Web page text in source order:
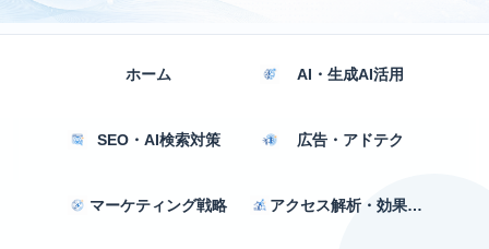
ホーム AI・生成AI活用
SEO・AI検索対策 広告・アドテク
マーケティング戦略 アクセス解析・効果測定